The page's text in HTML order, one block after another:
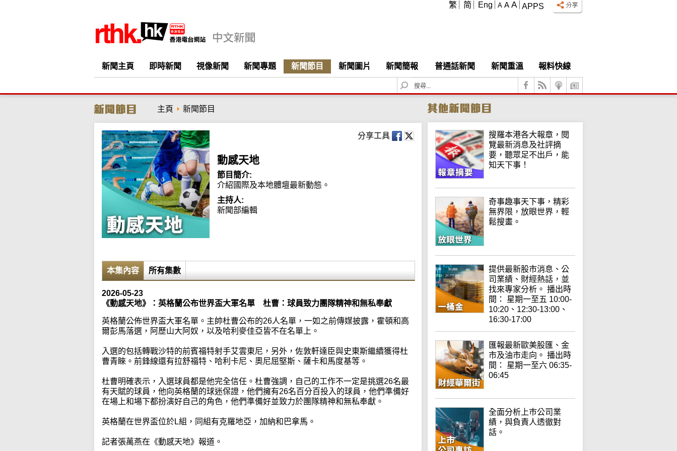
APPS
A A A
繁 简 Eng
新聞主頁 即時新聞 視像新聞 新聞專題 新聞節目 新聞圖片 新聞簡報 普通話新聞 新聞重溫
報料快線
S
e
c
h
主頁 新聞節目
分享工具
動感天地
節目簡介:
介紹國際及本地體壇最新動態。
主持人:
新聞部編輯
本集內容 所有集數
2026-05-23
《動感天地》：英格蘭公布世界盃大軍名單 杜曹：球員致力團隊精神和無私奉獻
英格蘭公佈世界盃大軍名單。主帥杜曹公布的26人名單，一如之前傳媒披露，霍頓和高
爾彭馬落選，阿歷山大阿奴，以及哈利麥佳亞皆不在名單上。
入選的包括轉戰沙特的前賓福特射手艾雲東尼，另外，佐敦軒達臣與史東斯繼續獲得杜
曹青睞。前鋒線還有拉舒福特、哈利卡尼、奧尼屈堅斯、薩卡和馬度基等。
杜曹明確表示，入選球員都是他完全信任。杜曹強調，自己的工作不一定是挑選26名最
有天賦的球員，他向英格蘭的球迷保證，他們擁有26名百分百投入的球員，他們準備好
在場上和場下都扮演好自己的角色，他們準備好並致力於團隊精神和無私奉獻。
英格蘭在世界盃位於L組，同組有克羅地亞，加納和巴拿馬。
記者張萬燕在《動感天地》報道。
搜羅本港各大報章，閱
覽最新消息及社評摘
要，聽眾足不出戶，能
知天下事！
奇事趣事天下事，精彩
無界限，放眼世界，輕
鬆搜畫。
提供最新股市消息、公
司業績、財經熱話，並
找來專家分析。 播出時
間： 星期一至五 10:00-
10:20、12:30-13:00、
16:30-17:00
匯報最新歐美股匯、金
市及油市走向。 播出時
間： 星期一至六 06:35-
06:45
全面分析上巿公司業
績，與負責人透徹對
話。